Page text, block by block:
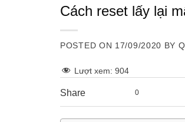
Cách reset lấy lại
POSTED ON 17/09/2020 BY
Lượt xem: 904
Share 0